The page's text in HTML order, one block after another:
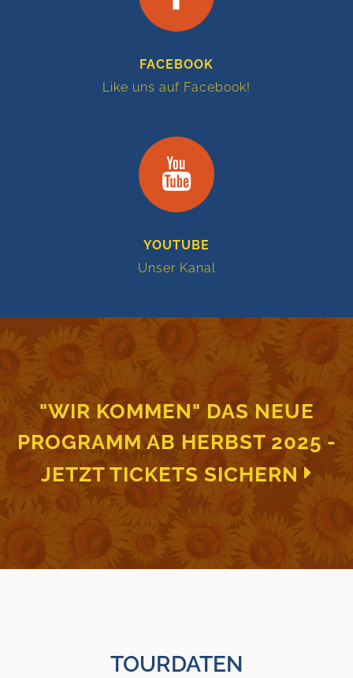
FACEBOOK
Like uns auf Facebook!
YOUTUBE
Unser Kanal
"WIR KOMMEN" DAS NEUE
PROGRAMM AB HERBST 2025 -
JETZT TICKETS SICHERN
TOURDATEN